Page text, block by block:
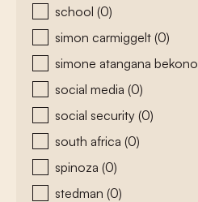
school (0)
simon carmiggelt (0)
simone atangana bekono
social media (0)
social security (0)
south africa (0)
spinoza (0)
stedman (0)